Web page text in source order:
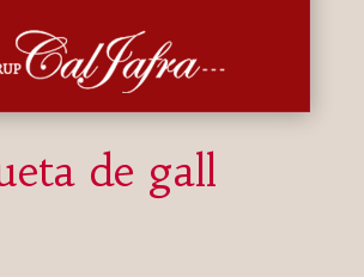
de gall